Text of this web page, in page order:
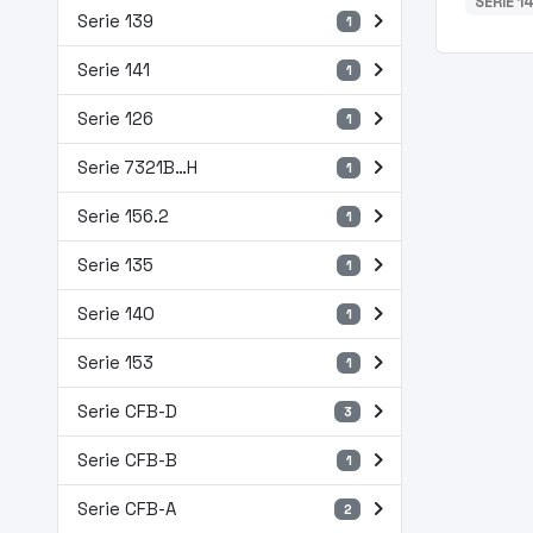
Serie 139 1 navigate_next
Serie 141 1 navigate_next
Serie 126 1 navigate_next
Serie 7321B…H 1 navigate_next
Serie 156.2 1 navigate_next
Serie 135 1 navigate_next
Serie 140 1 navigate_next
Serie 153 1 navigate_next
Serie CFB-D 3 navigate_next
Serie CFB-B 1 navigate_next
Serie CFB-A 2 navigate_next